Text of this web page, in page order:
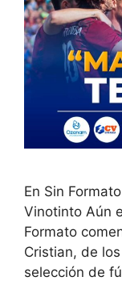
En Sin
Vinotinto Aún
Formato
Cristian, de
selección de